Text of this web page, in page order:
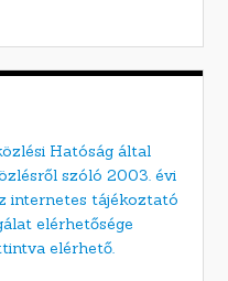
Hatóság által
szóló 2003. évi
internetes tájékoztató
elérhetősége
elérhető.